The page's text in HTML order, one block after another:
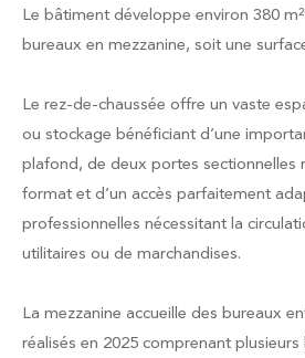
Le bâtiment développe environ 380
bureaux en mezzanine, soit une
Le rez-de-chaussée offre un vaste
ou stockage bénéficiant d’une
plafond, de deux portes sectionnelles
format et d’un accès parfaitement
professionnelles nécessitant la
utilitaires ou de marchandises.
La mezzanine accueille des bureaux
réalisés en 2025 comprenant